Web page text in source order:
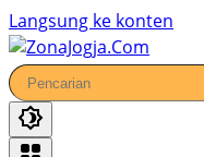
Langsung ke konten